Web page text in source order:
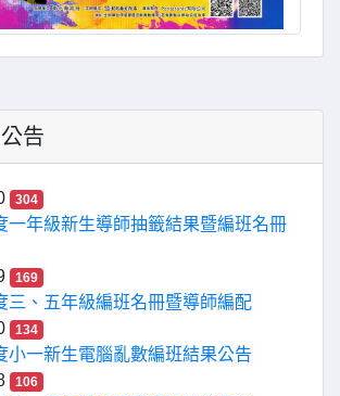
告
304
一年級新生導師抽籤結果暨編班名冊
169
三、五年級編班名冊暨導師編配
134
小一新生電腦亂數編班結果公告
106